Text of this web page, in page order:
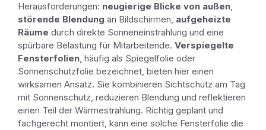
Herausforderungen: neugierige Blicke von außen,
störende Blendung an Bildschirmen, aufgeheizte
Räume durch direkte Sonneneinstrahlung und eine
spürbare Belastung für Mitarbeitende. Verspiegelte
Fensterfolien, häufig als Spiegelfolie oder
Sonnenschutzfolie bezeichnet, bieten hier einen
wirksamen Ansatz. Sie kombinieren Sichtschutz am Tag
mit Sonnenschutz, reduzieren Blendung und reflektieren
einen Teil der Wärmestrahlung. Richtig geplant und
fachgerecht montiert, kann eine solche Fensterfolie die